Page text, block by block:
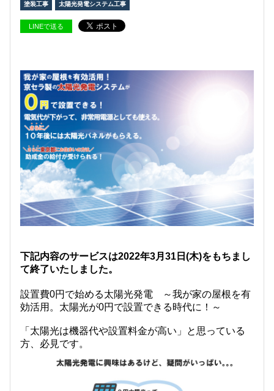
塗装工事 太陽光発電システム工事
LINEで送る
下記内容のサービスは2022年3月31日(木)をもちまし
て終了いたしました。
設置費0円で始める太陽光発電 ～我が家の屋根を有
効活用。太陽光が0円で設置できる時代に！～
「太陽光は機器代や設置料金が高い」と思っている
方、必見です。